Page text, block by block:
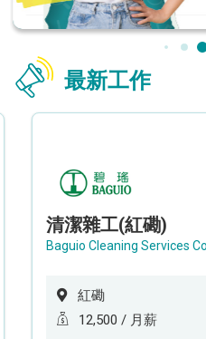
最新工作
清潔雜工(紅磡)
Baguio Cleaning Services
紅磡
12,500 / 月薪